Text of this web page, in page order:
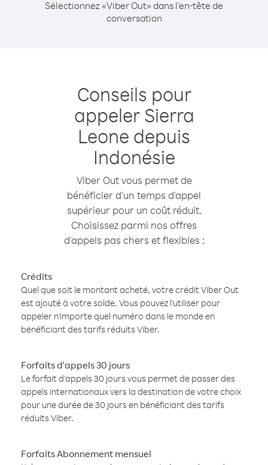
Sélectionnez «Viber Out» dans l'en-tête de
conversation
Conseils pour
appeler Sierra
Leone depuis
Indonésie
Viber Out vous permet de
bénéficier d'un temps d'appel
supérieur pour un coût réduit.
Choisissez parmi nos offres
d'appels pas chers et flexibles :
Crédits
Quel que soit le montant acheté, votre crédit Viber Out
est ajouté à votre solde. Vous pouvez l'utiliser pour
appeler n'importe quel numéro dans le monde en
bénéficiant des tarifs réduits Viber.
Forfaits d'appels 30 jours
Le forfait d'appels 30 jours vous permet de passer des
appels internationaux vers la destination de votre choix
pour une durée de 30 jours en bénéficiant des tarifs
réduits Viber.
Forfaits Abonnement mensuel